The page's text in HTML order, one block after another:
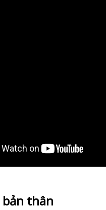
thân